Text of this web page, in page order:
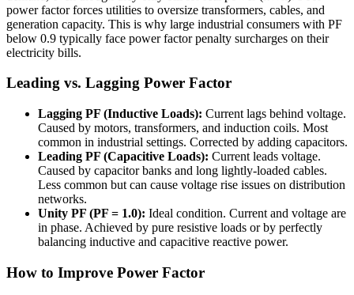
power factor forces utilities to oversize transformers, cables, and
generation capacity. This is why large industrial consumers with PF
below 0.9 typically face power factor penalty surcharges on their
electricity bills.
Leading vs. Lagging Power Factor
Lagging PF (Inductive Loads): Current lags behind voltage.
Caused by motors, transformers, and induction coils. Most
common in industrial settings. Corrected by adding capacitors.
Leading PF (Capacitive Loads): Current leads voltage.
Caused by capacitor banks and long lightly-loaded cables.
Less common but can cause voltage rise issues on distribution
networks.
Unity PF (PF = 1.0): Ideal condition. Current and voltage are
in phase. Achieved by pure resistive loads or by perfectly
balancing inductive and capacitive reactive power.
How to Improve Power Factor